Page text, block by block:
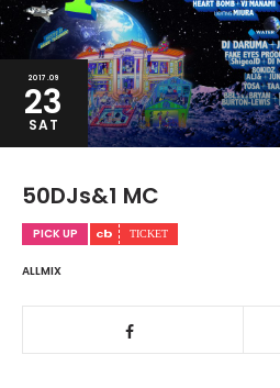
2017.09
23
SAT
50DJs&1 MC
PICK UP
ALLMIX